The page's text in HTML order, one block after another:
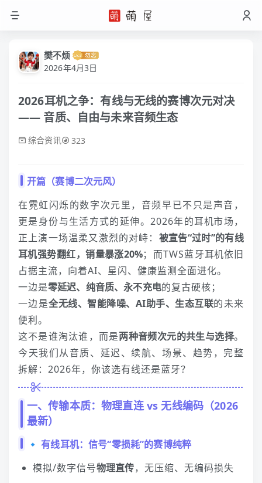
樊不烦
2026年4月3日
2026耳机之争：有线与无线的赛博次元对决
—— 音质、自由与未来音频生态
综合资讯 323
开篇（赛博二次元风）
在霓虹闪烁的数字次元里，音频早已不只是声音，
更是身份与生活方式的延伸。2026年的耳机市场，
正上演一场温柔又激烈的对峙： 被宣告“过时”的有线
耳机强势翻红，销量暴涨20%；而TWS蓝牙耳机依旧
占据主流，向着AI、星闪、健康监测全面进化。
一边是零延迟、纯音质、永不充电的复古硬核；
一边是全无线、智能降噪、AI助手、生态互联的未来
便利。
这不是谁淘汰谁，而是两种音频次元的共生与选择。
今天我们从音质、延迟、续航、场景、趋势，完整
拆解：2026年，你该选有线还是蓝牙？
一、传输本质：物理直连 vs 无线编码（2026
最新）
🔹 有线耳机：信号“零损耗”的赛博纯粹
模拟/数字信号物理直传，无压缩、无编码损失